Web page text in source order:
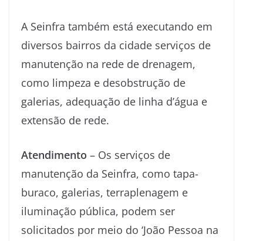
A Seinfra também está executando em
diversos bairros da cidade serviços de
manutenção na rede de drenagem,
como limpeza e desobstrução de
galerias, adequação de linha d’água e
extensão de rede.
Atendimento – Os serviços de
manutenção da Seinfra, como tapa-
buraco, galerias, terraplenagem e
iluminação pública, podem ser
solicitados por meio do ‘João Pessoa na